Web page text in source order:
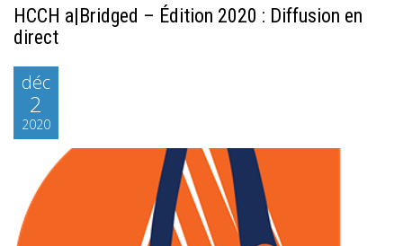
HCCH a|Bridged – Édition 2020 : Diffusion en
direct
déc
2
2020